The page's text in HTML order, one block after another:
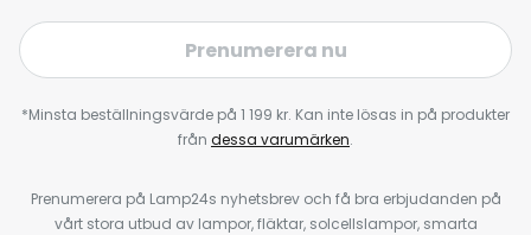
Prenumerera nu
*Minsta beställningsvärde på 1 199 kr. Kan inte lösas in på produkter
från dessa varumärken.
Prenumerera på Lamp24s nyhetsbrev och få bra erbjudanden på
vårt stora utbud av lampor, fläktar, solcellslampor, smarta